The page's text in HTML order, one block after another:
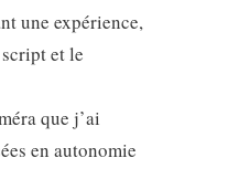
une expérience,
et le
que j’ai
en autonomie